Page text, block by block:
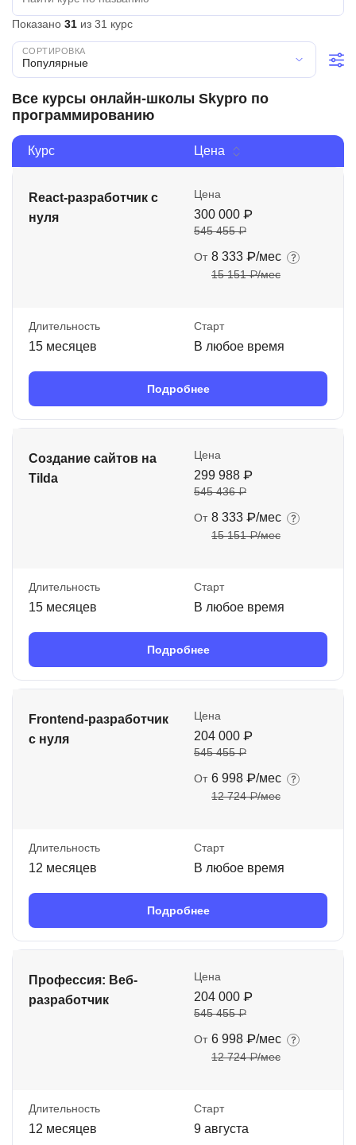
Показано 31 из 31 курс
Популярные
Все курсы онлайн-школы Skypro по
программированию
Курс Цена
React-разработчик с
нуля
Цена
300 000 ₽
545 455 ₽
От 8 333 ₽/мес
15 151 ₽/мес
Длительность
15 месяцев
Старт
В любое время
Подробнее
Создание сайтов на
Tilda
Цена
299 988 ₽
545 436 ₽
От 8 333 ₽/мес
15 151 ₽/мес
Длительность
15 месяцев
Старт
В любое время
Подробнее
Frontend-разработчик
с нуля
Цена
204 000 ₽
545 455 ₽
От 6 998 ₽/мес
12 724 ₽/мес
Длительность
12 месяцев
Старт
В любое время
Подробнее
Профессия: Веб-
разработчик
Цена
204 000 ₽
545 455 ₽
От 6 998 ₽/мес
12 724 ₽/мес
Длительность
12 месяцев
Старт
9 августа
Рейтинг онлайн-школ